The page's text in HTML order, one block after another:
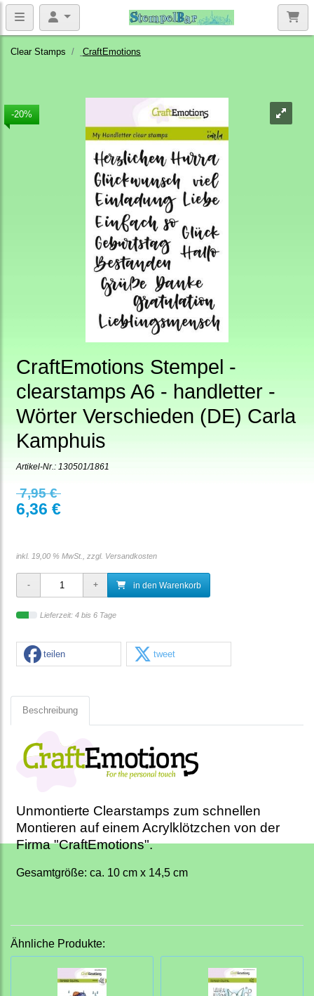
Clear Stamps CraftEmotions
-20%
CraftEmotions Stempel -
clearstamps A6 - handletter -
Wörter Verschieden (DE) Carla
Kamphuis
Artikel-Nr.: 130501/1861
7,95 €
6,36 €
inkl. 19,00 % MwSt., zzgl. Versandkosten
in den Warenkorb
Lieferzeit: 4 bis 6 Tage
teilen tweet
Beschreibung
Unmontierte Clearstamps zum schnellen
Montieren auf einem Acrylklötzchen von der
Firma "CraftEmotions".
Gesamtgröße: ca. 10 cm x 14,5 cm
Ähnliche Produkte: